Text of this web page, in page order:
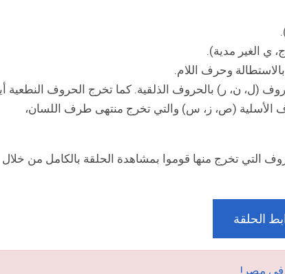
ي الغير مدية).
وحرف اللام.
(ل، ن، ر) بالحروف الذلقية. كما تخرج الحروف النطعية
الأسلية (ص، ز، س) والتي تخرج منتهى طرف اللسان،
التي تخرج منها قوموا بمشاهدة الحلقة بالكامل من خلال
الحلقة
في مصر!